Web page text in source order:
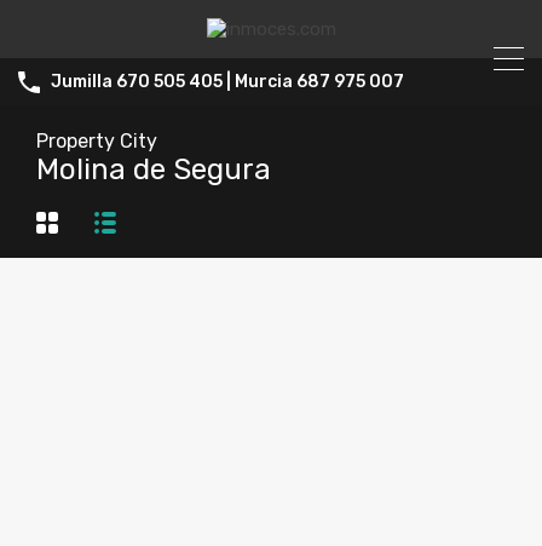
Jumilla 670 505 405 | Murcia 687 975 007
Property City
Molina de Segura